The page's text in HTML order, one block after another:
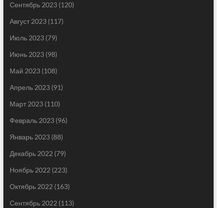
Сентябрь 2023(120)
Август 2023(117)
Июль 2023(79)
Июнь 2023(98)
Май 2023(108)
Апрель 2023(91)
Март 2023(110)
Февраль 2023(96)
Январь 2023(88)
Декабрь 2022 (79)
Ноябрь 2022 (223)
Октябрь 2022 (163)
Сентябрь 2022 (113)